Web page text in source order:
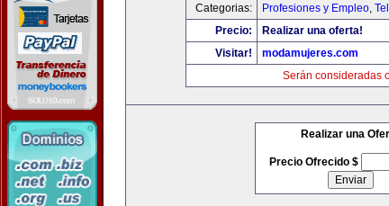
Categorias:
Profesiones y Empleo,
Precio:
Realizar una oferta!
Visitar!
modamujeres.com
Serán consideradas
Realizar una
Precio Ofrecido $